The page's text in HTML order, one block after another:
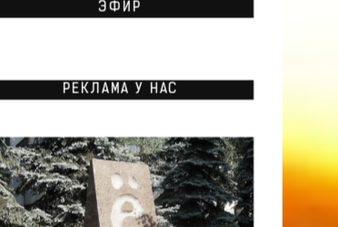
ЭФИР
РЕКЛАМА У НАС